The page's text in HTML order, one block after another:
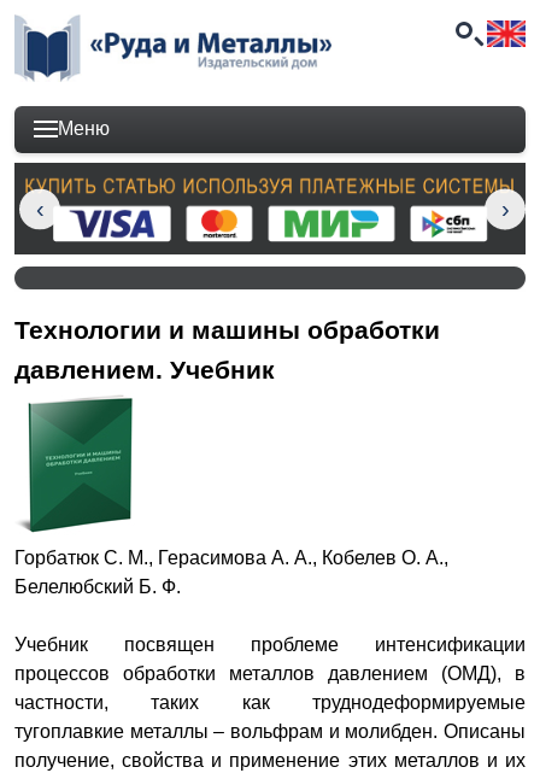
Меню
Технологии и машины обработки
давлением. Учебник
Горбатюк С. М., Герасимова А. А., Кобелев О. А.,
Белелюбский Б. Ф.
Учебник посвящен проблеме интенсификации
процессов обработки металлов давлением (ОМД), в
частности, таких как труднодеформируемые
тугоплавкие металлы – вольфрам и молибден. Описаны
получение, свойства и применение этих металлов и их